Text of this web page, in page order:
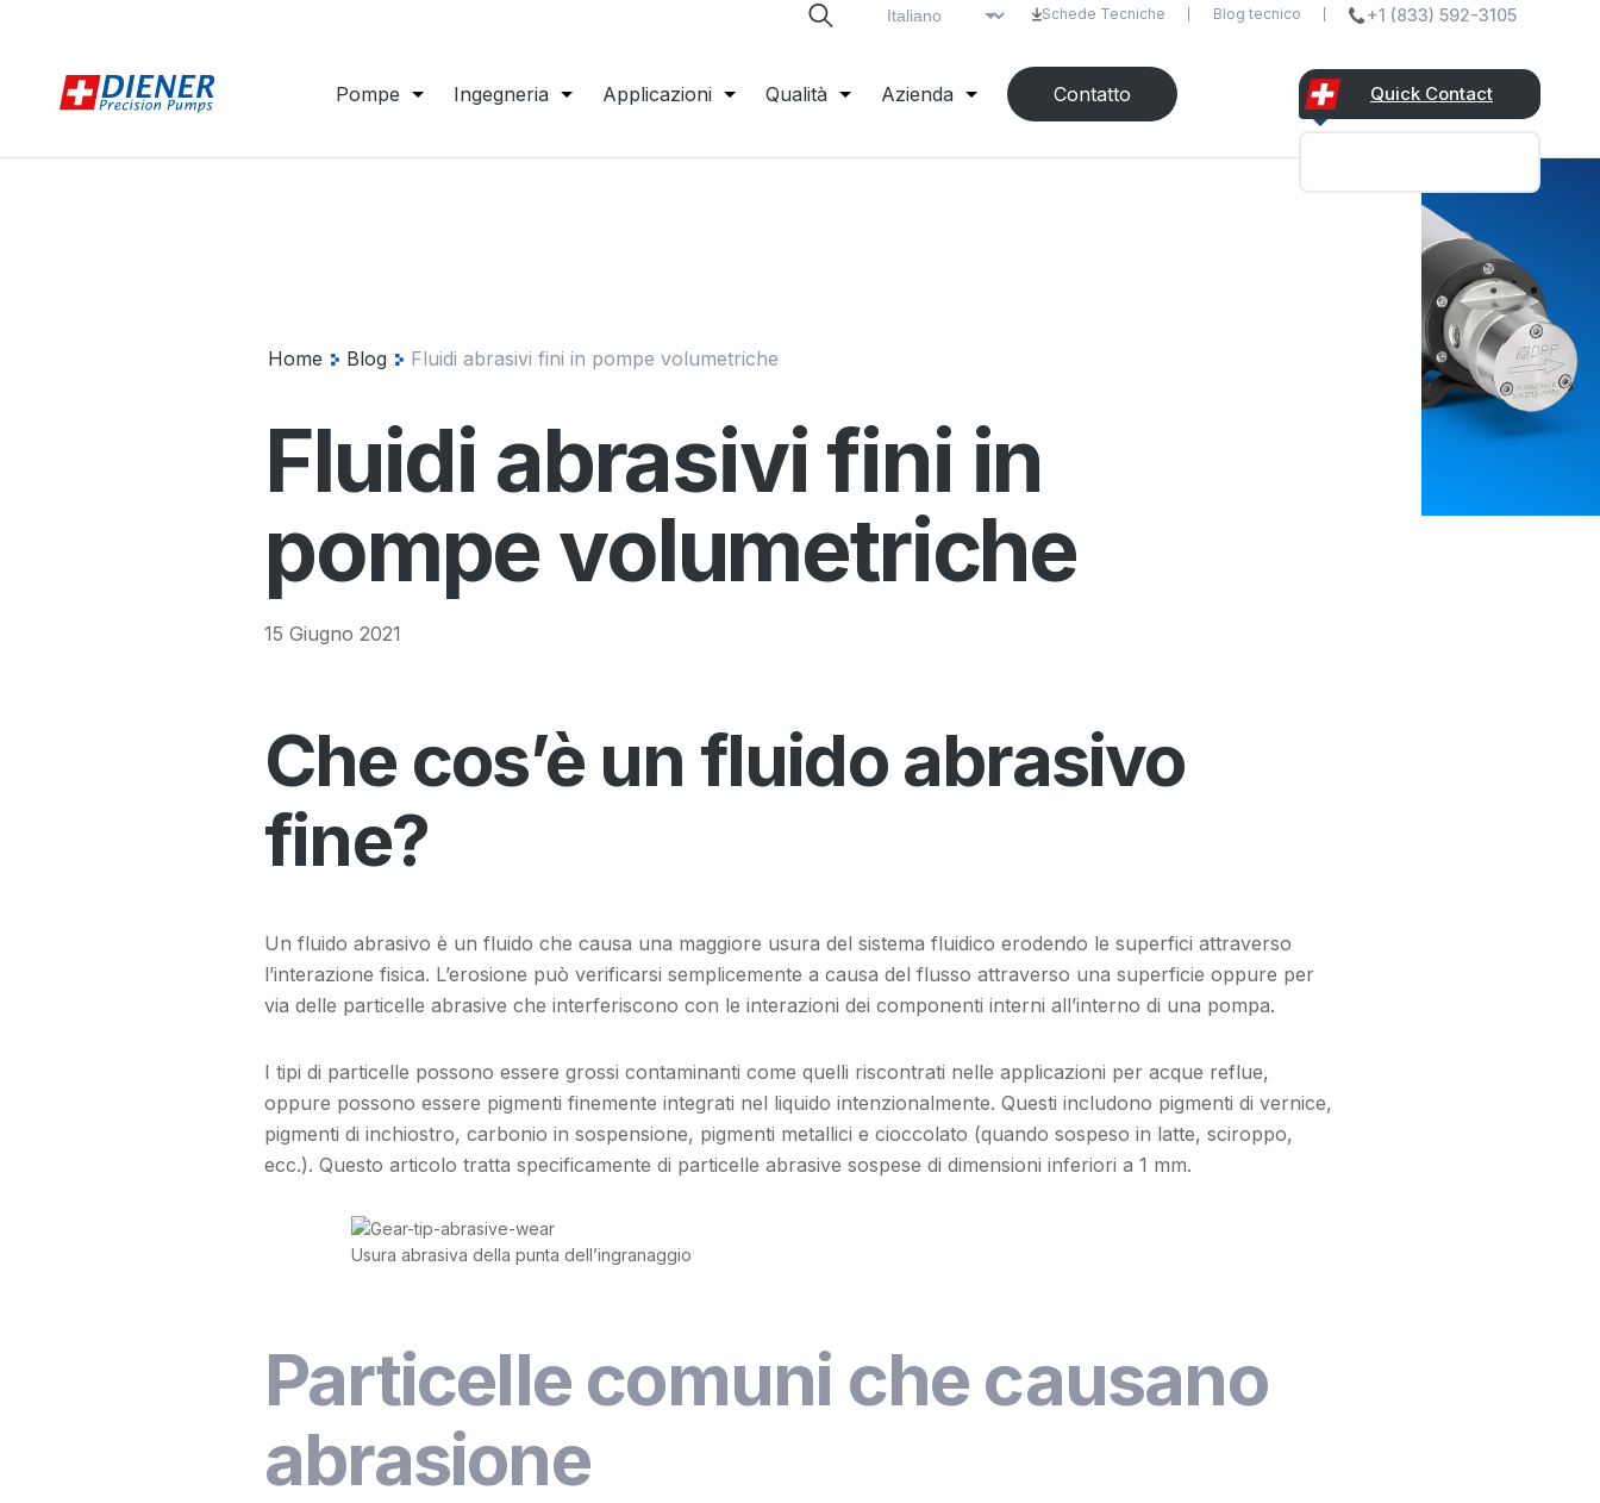
Schede Tecniche Blog tecnico +1 (833) 592-3105
Pompe Ingegneria Applicazioni Qualità Azienda Contatto Quick Contact
Home Blog Fluidi abrasivi fini in pompe volumetriche
Fluidi abrasivi fini in
pompe volumetriche
15 Giugno 2021
Che cos’è un fluido abrasivo
fine?
Un fluido abrasivo è un fluido che causa una maggiore usura del sistema fluidico erodendo le superfici attraverso
l’interazione fisica. L’erosione può verificarsi semplicemente a causa del flusso attraverso una superficie oppure per
via delle particelle abrasive che interferiscono con le interazioni dei componenti interni all’interno di una pompa.
I tipi di particelle possono essere grossi contaminanti come quelli riscontrati nelle applicazioni per acque reflue,
oppure possono essere pigmenti finemente integrati nel liquido intenzionalmente. Questi includono pigmenti di vernice,
pigmenti di inchiostro, carbonio in sospensione, pigmenti metallici e cioccolato (quando sospeso in latte, sciroppo,
ecc.). Questo articolo tratta specificamente di particelle abrasive sospese di dimensioni inferiori a 1 mm.
Usura abrasiva della punta dell’ingranaggio
Particelle comuni che causano
abrasione